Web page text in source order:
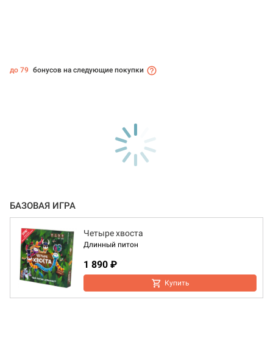
до 79 бонусов на следующие покупки
БАЗОВАЯ ИГРА
Четыре хвоста
Длинный питон
1 890 ₽
Купить